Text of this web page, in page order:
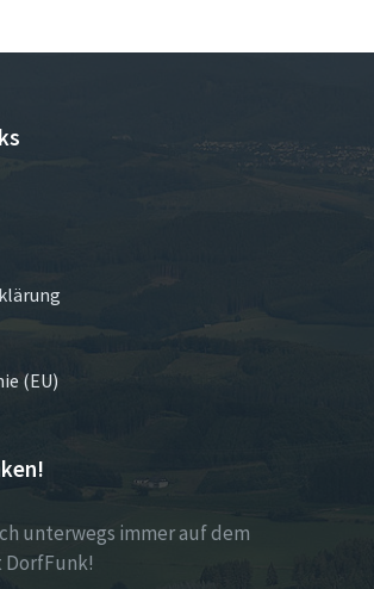
(EU)
unterwegs immer auf dem
DorfFunk!